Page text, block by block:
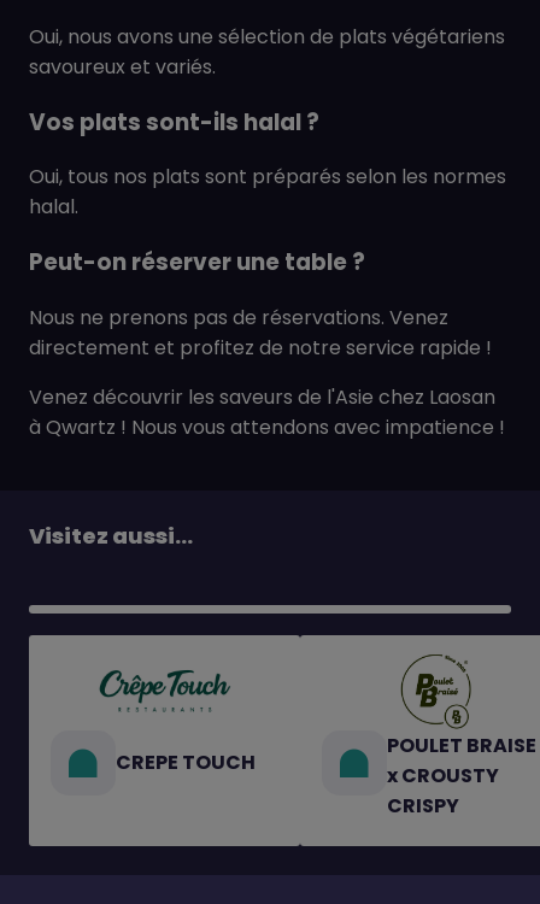
Oui, nous avons une sélection de plats végétariens
savoureux et variés.
Vos plats sont-ils halal ?
Oui, tous nos plats sont préparés selon les normes
halal.
Peut-on réserver une table ?
Nous ne prenons pas de réservations. Venez
directement et profitez de notre service rapide !
Venez découvrir les saveurs de l'Asie chez Laosan
à Qwartz ! Nous vous attendons avec impatience !
Visitez aussi...
CREPE TOUCH
POULET BRAISE
x CROUSTY
CRISPY